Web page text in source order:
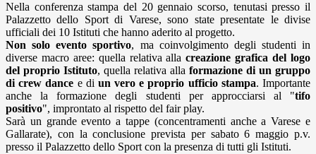
Nella conferenza stampa del 20 gennaio scorso, tenutasi presso il
Palazzetto dello Sport di Varese, sono state presentate le divise
ufficiali dei 10 Istituti che hanno aderito al progetto.
Non solo evento sportivo, ma coinvolgimento degli studenti in
diverse macro aree: quella relativa allacreazione grafica del logo
del proprio Istituto, quella relativa alla formazione di un gruppo
di crew dance e di un vero e proprio ufficio stampa. Importante
anche la formazione degli studenti per approcciarsi al "tifo
positivo", improntato al rispetto del fair play.
Sarà un grande evento a tappe (concentramenti anche a Varese e
Gallarate), con la conclusione prevista per sabato 6 maggio p.v.
presso il Palazzetto dello Sport con la presenza di tutti gli Istituti.